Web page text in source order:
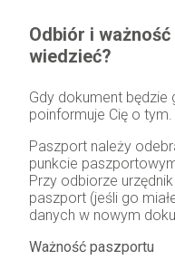
Odbiór i
wiedzieć?
Gdy dokument
poinformuje Cię o tym.
Paszport należy
punkcie
Przy odbiorze
paszport (jeśli go
danych w nowym
Ważność paszportu